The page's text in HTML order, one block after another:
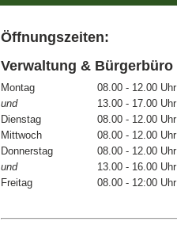
Öffnungszeiten:
Verwaltung & Bürgerbüro
Montag
08.00 - 12.00 Uhr
und
13.00 - 17.00 Uhr
Dienstag
08.00 - 12.00 Uhr
Mittwoch
08.00 - 12.00 Uhr
Donnerstag
08.00 - 12.00 Uhr
und
13.00 - 16.00 Uhr
Freitag
08.00 - 12:00 Uhr